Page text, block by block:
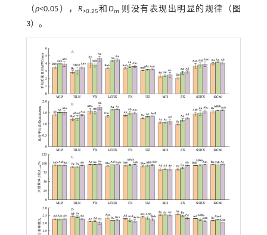
（p<0.05）， R>0.25和 Dm 则没有表现出明显的规律（ 图
3）。